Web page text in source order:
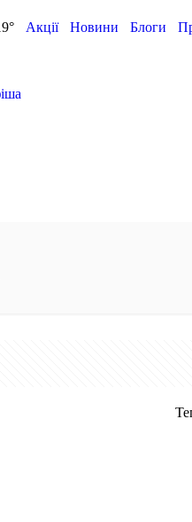
Акції Новини Блоги